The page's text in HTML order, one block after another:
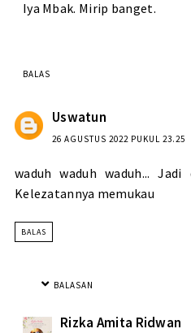
Iya Mbak. Mirip banget.
BALAS
Uswatun
26 AGUSTUS 2022 PUKUL 23.25
waduh waduh waduh... Jadi
Kelezatannya memukau
BALAS
BALASAN
Rizka Amita Ridwan